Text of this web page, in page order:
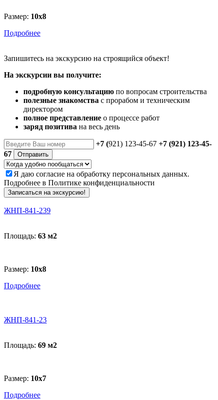
Размер: 10x8
Подробнее
Запишитесь на экскурсию на строящийся объект!
На экскурсии вы получите:
подробную консультацию по вопросам строительства
полезные знакомства с прорабом и техническим
директором
полное представление о процессе работ
заряд позитива на весь день
+7 (921) 123-45-67 +7 (921) 123-45-
67
Отправить
Я даю согласие на обработку персональных данных.
Подробнее в Политике конфиденциальности
Записаться на экскурсию!
ЖНП-841-239
Площадь: 63 м2
Размер: 10x8
Подробнее
ЖНП-841-23
Площадь: 69 м2
Размер: 10х7
Подробнее